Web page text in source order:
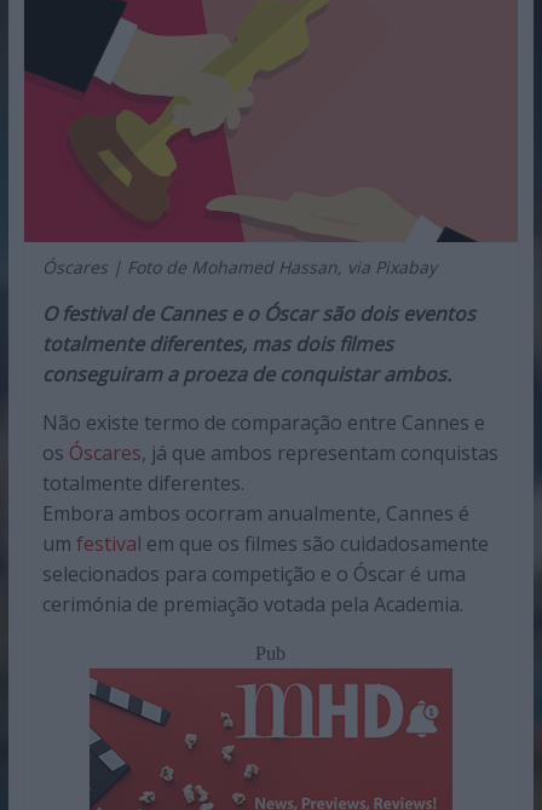
Óscares | Foto de Mohamed Hassan, via Pixabay
O festival de Cannes e o Óscar são dois eventos
totalmente diferentes, mas dois filmes
conseguiram a proeza de conquistar ambos.
Não existe termo de comparação entre Cannes e
os Óscares, já que ambos representam conquistas
totalmente diferentes.
Embora ambos ocorram anualmente, Cannes é
um festival em que os filmes são cuidadosamente
selecionados para competição e o Óscar é uma
cerimónia de premiação votada pela Academia.
Pub